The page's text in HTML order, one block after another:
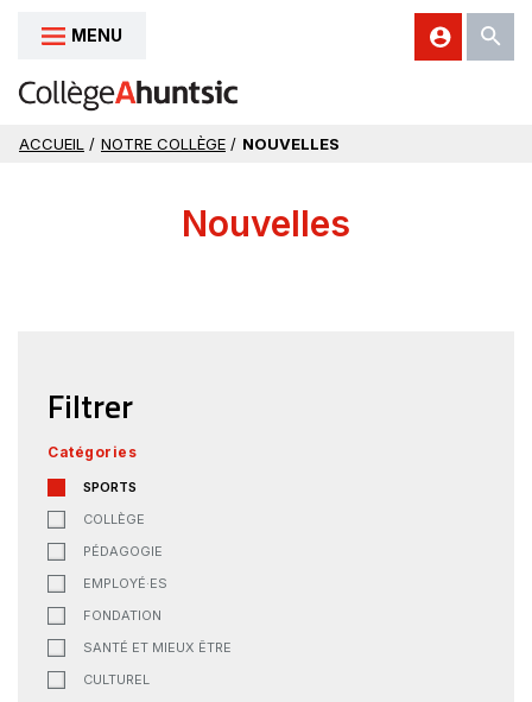
Aller au contenu
MENU
ACCUEIL / NOTRE COLLÈGE / NOUVELLES
Nouvelles
Filtrer
Catégories
SPORTS
COLLÈGE
PÉDAGOGIE
EMPLOYÉ·ES
FONDATION
SANTÉ ET MIEUX ÊTRE
CULTUREL